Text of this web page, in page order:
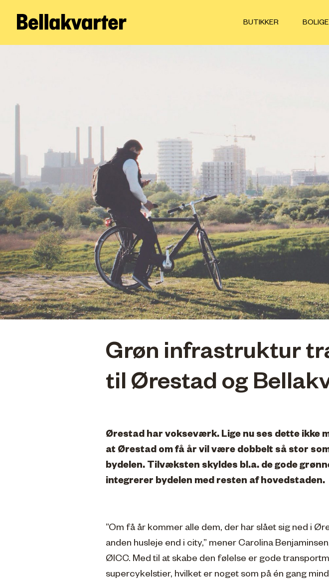
BUTIKKER
Grøn infrastruktur
til Ørestad og
Ørestad har vokseværk. Lige nu ses dette ikke
at Ørestad om få år vil være dobbelt så stor
bydelen. Tilvæksten skyldes bl.a. de gode
integrerer bydelen med resten af hovedstaden.
”Om få år kommer alle dem, der har slået sig ned i
anden husleje end i city,” mener Carolina
ØICC. Med til at skabe den følelse er gode
supercykelstier, hvilket er noget som på én gang